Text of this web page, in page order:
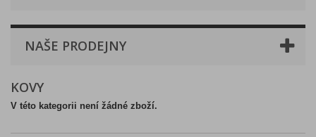
NAŠE PRODEJNY
KOVY
V této kategorii není žádné zboží.